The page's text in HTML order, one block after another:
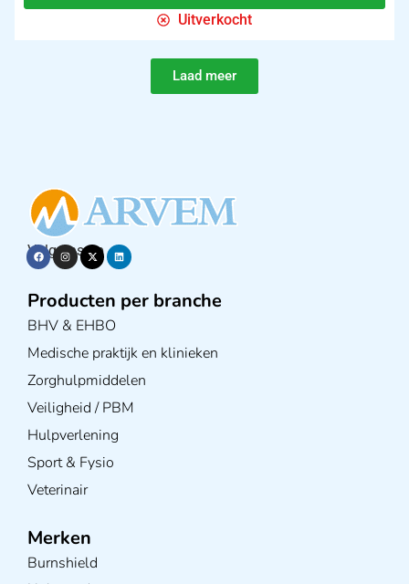
Uitverkocht
Laad meer
Volg ons op
Producten per branche
BHV & EHBO
Medische praktijk en klinieken
Zorghulpmiddelen
Veiligheid / PBM
Hulpverlening
Sport & Fysio
Veterinair
Merken
Burnshield